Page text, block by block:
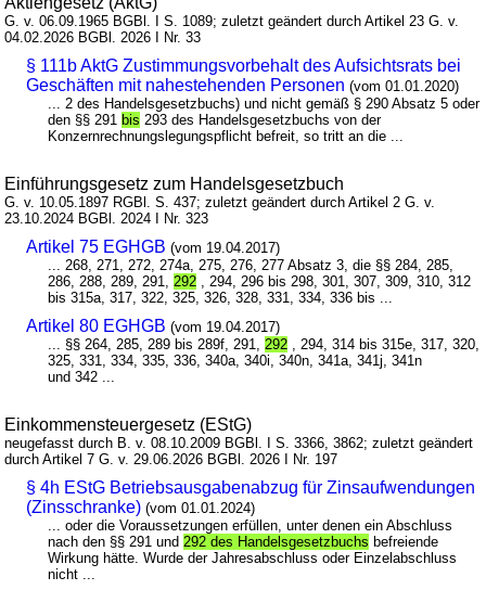
G. v. 06.09.1965 BGBl. I S. 1089; zuletzt geändert durch Artikel 23 G. v.
04.02.2026 BGBl. 2026 I Nr. 33
§ 111b AktG Zustimmungsvorbehalt des Aufsichtsrats bei
Geschäften mit nahestehenden Personen (vom 01.01.2020)
... 2 des Handelsgesetzbuchs) und nicht gemäß § 290 Absatz 5 oder
den §§ 291 bis 293 des Handelsgesetzbuchs von der
Konzernrechnungslegungspflicht befreit, so tritt an die ...
Einführungsgesetz zum Handelsgesetzbuch
G. v. 10.05.1897 RGBl. S. 437; zuletzt geändert durch Artikel 2 G. v.
23.10.2024 BGBl. 2024 I Nr. 323
Artikel 75 EGHGB (vom 19.04.2017)
... 268, 271, 272, 274a, 275, 276, 277 Absatz 3, die §§ 284, 285,
286, 288, 289, 291,292 , 294, 296 bis 298, 301, 307, 309, 310, 312
bis 315a, 317, 322, 325, 326, 328, 331, 334, 336 bis ...
Artikel 80 EGHGB (vom 19.04.2017)
... §§ 264, 285, 289 bis 289f, 291,292 , 294, 314 bis 315e, 317, 320,
325, 331, 334, 335, 336, 340a, 340i, 340n, 341a, 341j, 341n
und 342 ...
Einkommensteuergesetz (EStG)
neugefasst durch B. v. 08.10.2009 BGBl. I S. 3366, 3862; zuletzt geändert
durch Artikel 7 G. v. 29.06.2026 BGBl. 2026 I Nr. 197
§ 4h EStG Betriebsausgabenabzug für Zinsaufwendungen
(Zinsschranke) (vom 01.01.2024)
... oder die Voraussetzungen erfüllen, unter denen ein Abschluss
nach den §§ 291 und292 des Handelsgesetzbuchs befreiende
Wirkung hätte. Wurde der Jahresabschluss oder Einzelabschluss
nicht ...